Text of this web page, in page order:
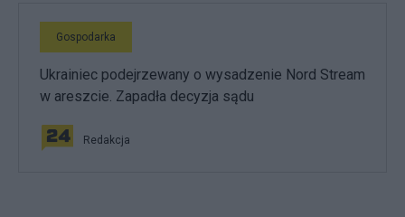
Gospodarka
Ukrainiec podejrzewany o wysadzenie Nord Stream
w areszcie. Zapadła decyzja sądu
Redakcja